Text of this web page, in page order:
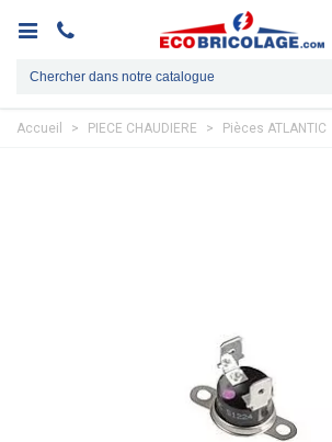
Accueil > PIECE CHAUDIERE > Pièces ATLANTIC